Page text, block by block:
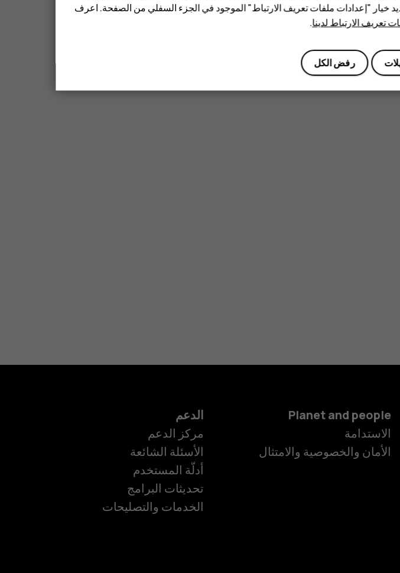
الذكية
Planet and people
الاستدامة
الأمان والخصوصية والامتثال
الدعم
مركز الدعم
الأسئلة الشائعة
أدلّة المستخدم
تحديثات البرامج
الخدمات والتصليحات
خيار "إعدادات ملفات تعريف الارتباط" الموجود في الجزء السفلي من الصفحة. اعرف
تعريف الارتباط لدينا.
رفض الكل